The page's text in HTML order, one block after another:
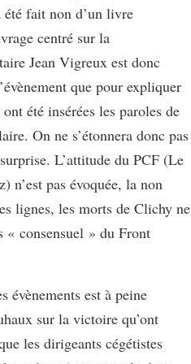
fait non d’un livre
centré sur la
Jean Vigreux est donc
que pour expliquer
été insérées les paroles de
On ne s’étonnera donc pas
L’attitude du PCF (Le
n’est pas évoquée, la non
lignes, les morts de Clichy ne
« consensuel » du Front
évènements est à peine
sur la victoire qu’ont
les dirigeants cégétistes